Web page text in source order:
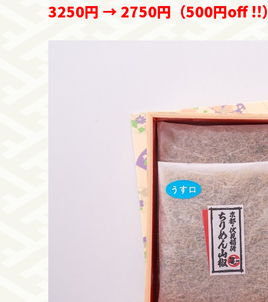
3250円 → 2750円（500円off !!）